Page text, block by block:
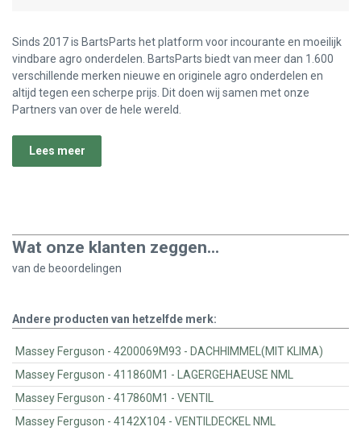
Sinds 2017 is BartsParts het platform voor incourante en moeilijk
vindbare agro onderdelen. BartsParts biedt van meer dan 1.600
verschillende merken nieuwe en originele agro onderdelen en
altijd tegen een scherpe prijs. Dit doen wij samen met onze
Partners van over de hele wereld.
Lees meer
Wat onze klanten zeggen...
van de beoordelingen
Andere producten van hetzelfde merk:
Massey Ferguson - 4200069M93 - DACHHIMMEL(MIT KLIMA)
Massey Ferguson - 411860M1 - LAGERGEHAEUSE NML
Massey Ferguson - 417860M1 - VENTIL
Massey Ferguson - 4142X104 - VENTILDECKEL NML